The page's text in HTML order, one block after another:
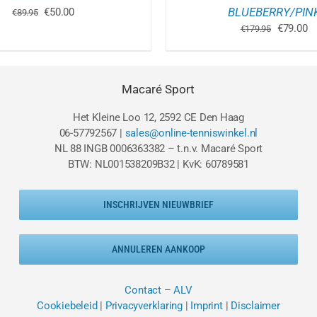
€89.95 Oorspronkelijke
€50.00Huidige
BLUEBERRY/
€179.95 €79.00
Macaré Sport
Het Kleine Loo 12, 2592 CE Den Haag
06-57792567 | sales@online-tenniswinkel.nl
NL 88 INGB 0006363382 – t.n.v. Macaré Sport
BTW: NL001538209B32 | KvK: 60789581
INSCHRIJVEN NIEUWBRIEF
ANNULEREN AANKOOP
Contact–ALV
Cookiebeleid | Privacyverklaring| Imprint| Disclaimer